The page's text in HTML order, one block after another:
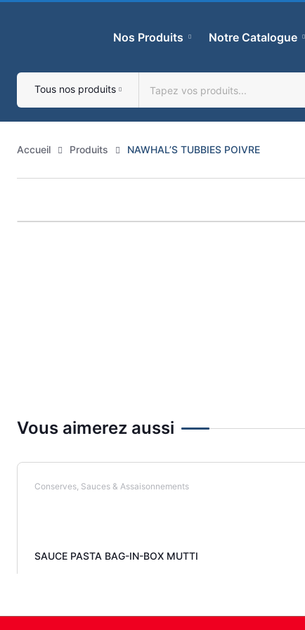
Nos Produits Notre Catalogue
Tous nos produits
Accueil Produits NAWHAL’S TUBBIES POIVRE
Vous aimerez aussi
Conserves, Sauces & Assaisonnements
SAUCE PASTA BAG-IN-BOX MUTTI